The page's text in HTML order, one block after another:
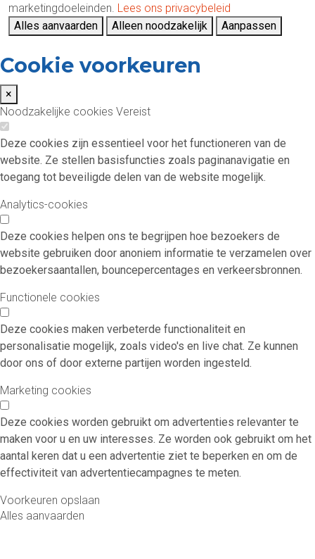
marketingdoeleinden. Lees ons privacybeleid
Alles aanvaarden
Alleen noodzakelijk Aanpassen
Cookie voorkeuren
×
Noodzakelijke cookies Vereist
Deze cookies zijn essentieel voor het functioneren van de
website. Ze stellen basisfuncties zoals paginanavigatie en
toegang tot beveiligde delen van de website mogelijk.
Analytics-cookies
Deze cookies helpen ons te begrijpen hoe bezoekers de
website gebruiken door anoniem informatie te verzamelen over
bezoekersaantallen, bouncepercentages en verkeersbronnen.
Functionele cookies
Deze cookies maken verbeterde functionaliteit en
personalisatie mogelijk, zoals video's en live chat. Ze kunnen
door ons of door externe partijen worden ingesteld.
Marketing cookies
Deze cookies worden gebruikt om advertenties relevanter te
maken voor u en uw interesses. Ze worden ook gebruikt om het
aantal keren dat u een advertentie ziet te beperken en om de
effectiviteit van advertentiecampagnes te meten.
Voorkeuren opslaan
Alles aanvaarden